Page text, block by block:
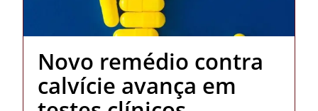
Novo remédio contra
calvície avança em